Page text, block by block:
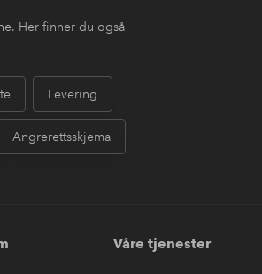
Her finner du også
Levering
Angrerettsskjema
Våre tjenester